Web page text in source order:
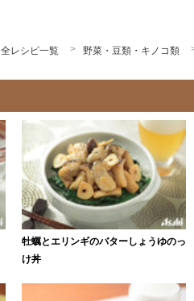
全レシピ一覧 野菜・豆類・キノコ類
牡蠣とエリンギのバターしょうゆのっ
け丼